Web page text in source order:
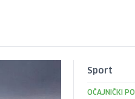
Sport
OČAJNIČKI